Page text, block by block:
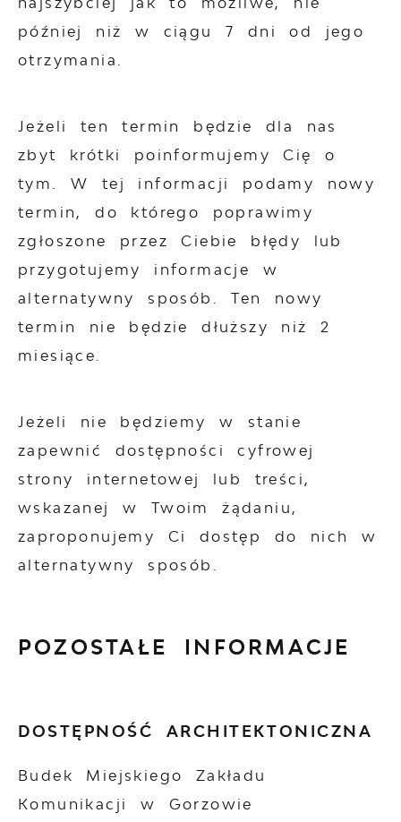
później niż w ciągu 7 dni od jego
otrzymania.
Jeżeli ten termin będzie dla nas
zbyt krótki poinformujemy Cię o
tym. W tej informacji podamy nowy
termin, do którego poprawimy
zgłoszone przez Ciebie błędy lub
przygotujemy informacje w
alternatywny sposób. Ten nowy
termin nie będzie dłuższy niż 2
miesiące.
Jeżeli nie będziemy w stanie
zapewnić dostępności cyfrowej
strony internetowej lub treści,
wskazanej w Twoim żądaniu,
zaproponujemy Ci dostęp do nich w
alternatywny sposób.
POZOSTAŁE INFORMACJE
DOSTĘPNOŚĆ ARCHITEKTONICZNA
Budek Miejskiego Zakładu
Komunikacji w Gorzowie